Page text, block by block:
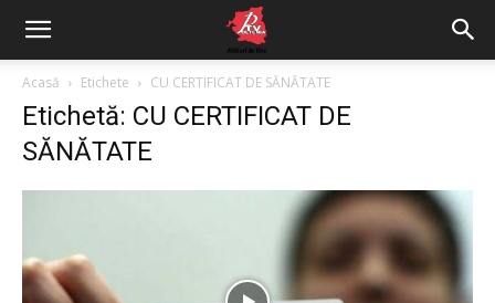
Acasă Etichete CU CERTIFICAT DE SĂNĂTATE
Etichetă: CU CERTIFICAT DE
SĂNĂTATE